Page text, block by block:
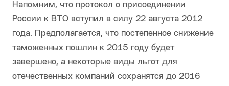
Напомним, что протокол о присоединении
России к ВТО вступил в силу 22 августа 2012
года. Предполагается, что постепенное снижение
таможенных пошлин к 2015 году будет
завершено, а некоторые виды льгот для
отечественных компаний сохранятся до 2016